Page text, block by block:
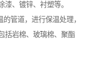
漆、镀锌、衬塑等。
管道，进行保温处理，
括岩棉、玻璃棉、聚酯